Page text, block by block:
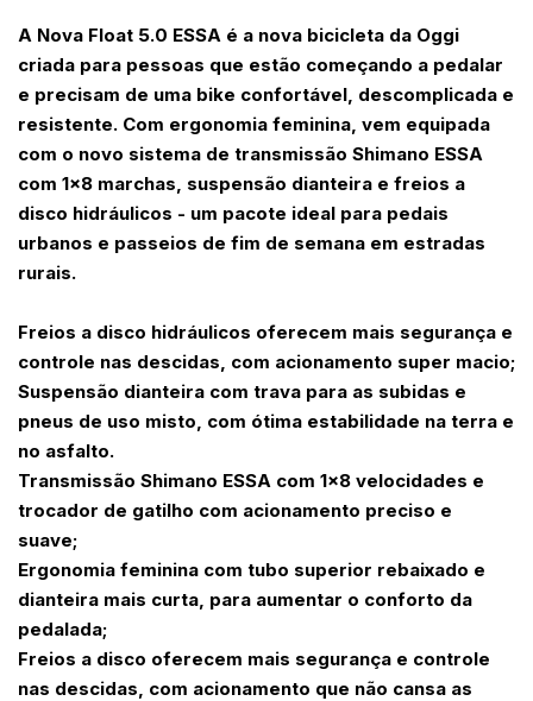
A Nova Float 5.0 ESSA é a nova bicicleta da Oggi
criada para pessoas que estão começando a pedalar
e precisam de uma bike confortável, descomplicada e
resistente. Com ergonomia feminina, vem equipada
com o novo sistema de transmissão Shimano ESSA
com 1x8 marchas, suspensão dianteira e freios a
disco hidráulicos - um pacote ideal para pedais
urbanos e passeios de fim de semana em estradas
rurais.
Freios a disco hidráulicos oferecem mais segurança e
controle nas descidas, com acionamento super macio;
Suspensão dianteira com trava para as subidas e
pneus de uso misto, com ótima estabilidade na terra e
no asfalto.
Transmissão Shimano ESSA com 1x8 velocidades e
trocador de gatilho com acionamento preciso e
suave;
Ergonomia feminina com tubo superior rebaixado e
dianteira mais curta, para aumentar o conforto da
pedalada;
Freios a disco oferecem mais segurança e controle
nas descidas, com acionamento que não cansa as